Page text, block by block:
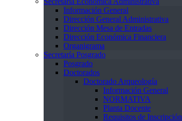
Información General
Dirección General Administrativa
Dirección Mesa de Entradas
Dirección Económica Financiera
Organigrama
Secretaría Posgrado
Posgrado
Doctorados
Doctorado Arqueología
Información General
NORMATIVA
Planta Docente
Requisitos de Inscripción